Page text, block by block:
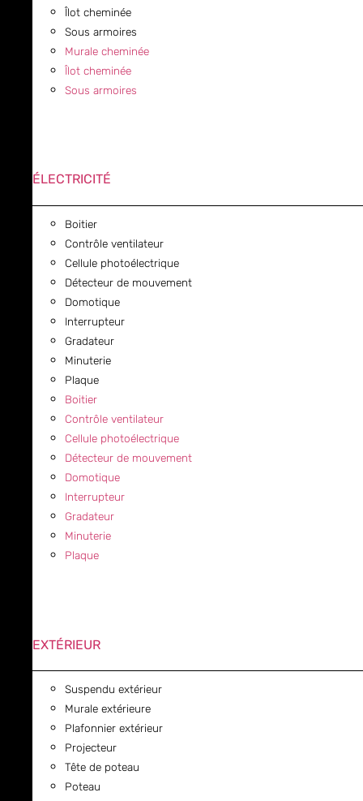
Îlot cheminée
Sous armoires
Murale cheminée
Îlot cheminée
Sous armoires
ÉLECTRICITÉ
Boitier
Contrôle ventilateur
Cellule photoélectrique
Détecteur de mouvement
Domotique
Interrupteur
Gradateur
Minuterie
Plaque
Boitier
Contrôle ventilateur
Cellule photoélectrique
Détecteur de mouvement
Domotique
Interrupteur
Gradateur
Minuterie
Plaque
EXTÉRIEUR
Suspendu extérieur
Murale extérieure
Plafonnier extérieur
Projecteur
Tête de poteau
Poteau